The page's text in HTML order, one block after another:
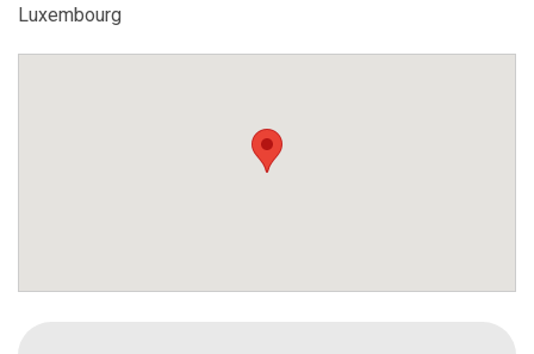
Luxembourg